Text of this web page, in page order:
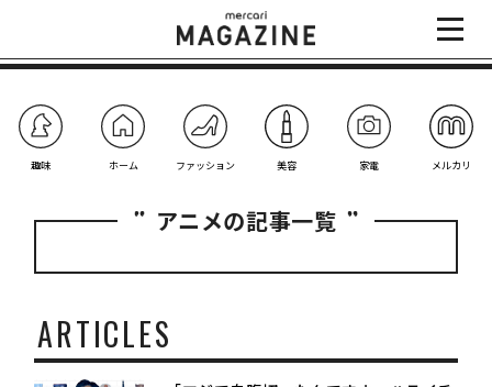
趣味 ホーム ファッション 美容 家電 メルカリ
アニメの記事一覧
ARTICLES